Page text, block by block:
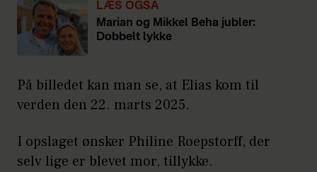
LÆS OGSÅ
Marian og Mikkel Beha jubler:
Dobbelt lykke
På billedet kan man se, at Elias kom til
verden den 22. marts 2025.
I opslaget ønsker Philine Roepstorff, der
selv lige er blevet mor, tillykke.